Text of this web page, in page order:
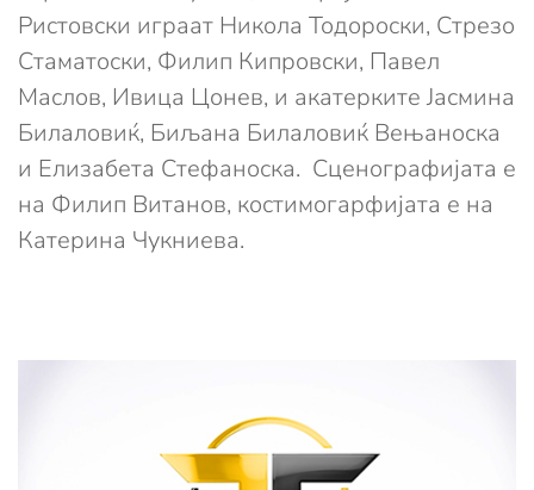
Ристовски играат Никола Тодороски, Стрезо
Стаматоски, Филип Кипровски, Павел
Маслов, Ивица Цонев, и акатерките Јасмина
Билаловиќ, Биљана Билаловиќ Вењаноска
и Елизабета Стефаноска. Сценографијата е
на Филип Витанов, костимогарфијата е на
Катерина Чукниева.